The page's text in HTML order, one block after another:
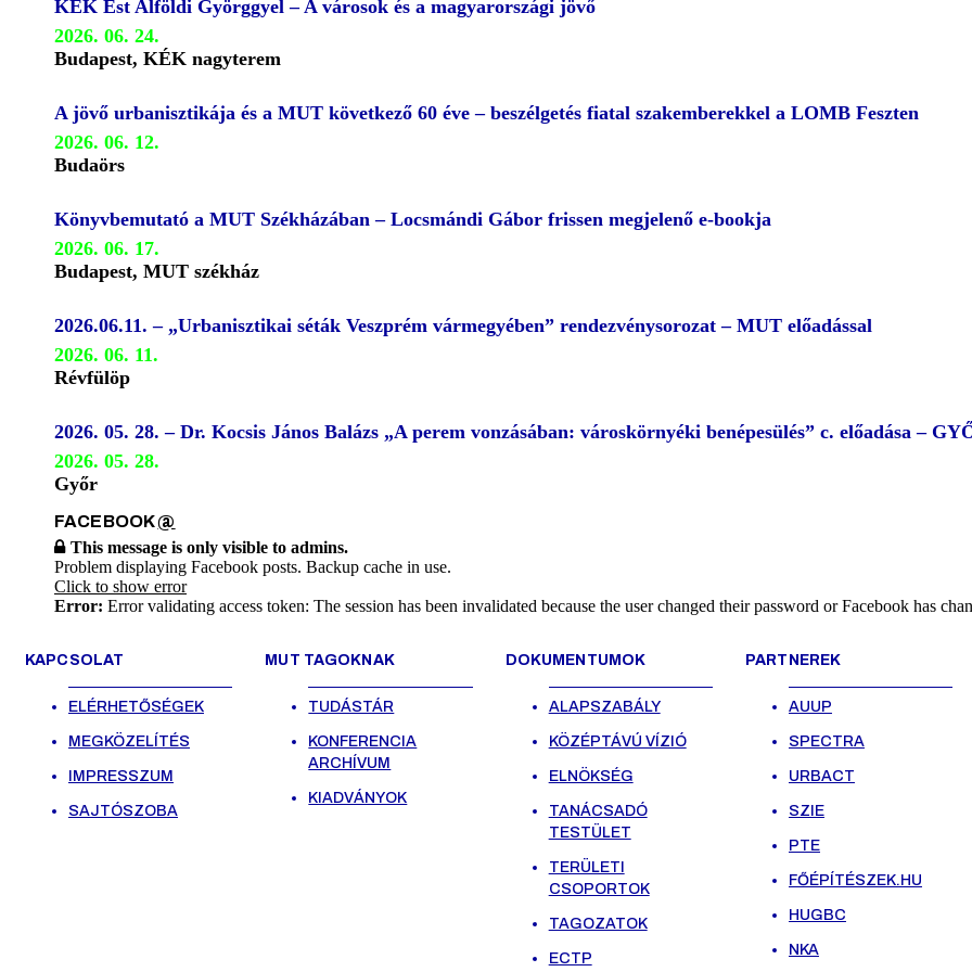
KÉK Est Alföldi Györggyel – A városok és a magyarországi jövő
2026. 06. 24.
Budapest, KÉK nagyterem
A jövő urbanisztikája és a MUT következő 60 éve – beszélgetés fiatal szakemberekkel a LOMB Feszten
2026. 06. 12.
Budaörs
Könyvbemutató a MUT Székházában – Locsmándi Gábor frissen megjelenő e-bookja
2026. 06. 17.
Budapest, MUT székház
2026.06.11. – „Urbanisztikai séták Veszprém vármegyében” rendezvénysorozat – MUT előadással
2026. 06. 11.
Révfülöp
2026. 05. 28. – Dr. Kocsis János Balázs „A perem vonzásában: városkörnyéki benépesülés” c. előadása –
2026. 05. 28.
Győr
FACEBOOK@
This message is only visible to admins.
Problem displaying Facebook posts. Backup cache in use.
Click to show error
Error: Error validating access token: The session has been invalidated because the user changed their password or Facebook has
KAPCSOLAT
ELÉRHETŐSÉGEK
MEGKÖZELÍTÉS
IMPRESSZUM
SAJTÓSZOBA
MUT TAGOKNAK
TUDÁSTÁR
KONFERENCIA
ARCHÍVUM
KIADVÁNYOK
DOKUMENTUMOK
ALAPSZABÁLY
KÖZÉPTÁVÚ VÍZIÓ
ELNÖKSÉG
TANÁCSADÓ
TESTÜLET
TERÜLETI
CSOPORTOK
TAGOZATOK
ECTP
PARTNEREK
AUUP
SPECTRA
URBACT
SZIE
PTE
FŐÉPÍTÉSZEK.HU
HUGBC
NKA